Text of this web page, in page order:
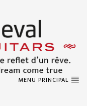
MENU PRINCIPAL